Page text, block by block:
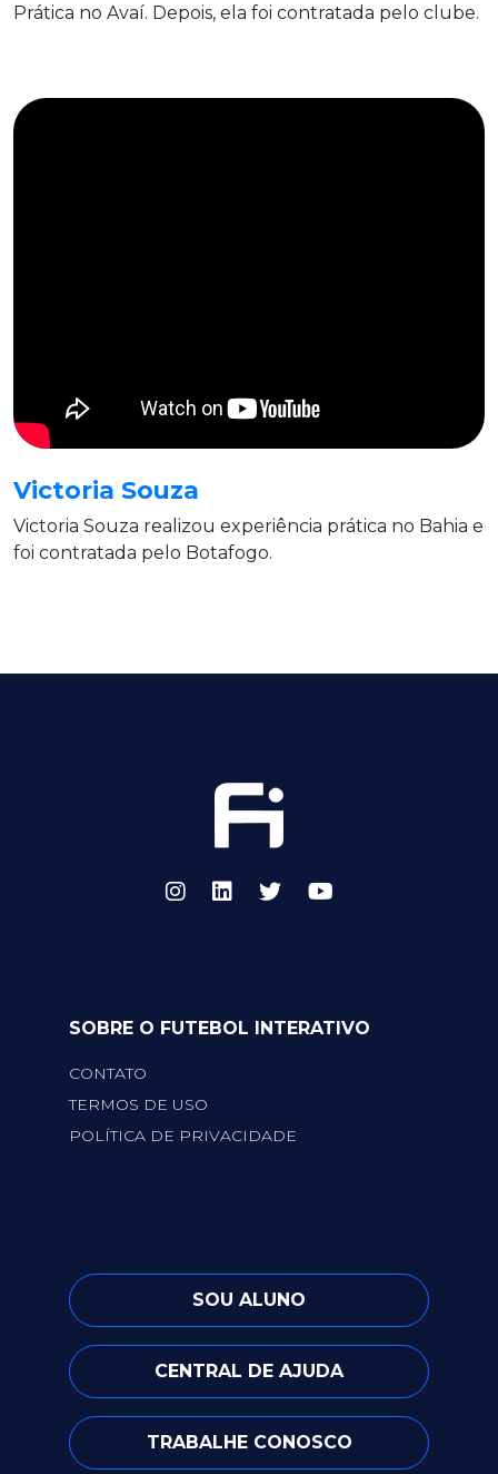
Prática no Avaí. Depois, ela foi contratada pelo clube.
Victoria Souza
Victoria Souza realizou experiência prática no Bahia e
foi contratada pelo Botafogo.
SOBRE O FUTEBOL INTERATIVO
CONTATO
TERMOS DE USO
POLÍTICA DE PRIVACIDADE
SOU ALUNO
CENTRAL DE AJUDA
TRABALHE CONOSCO